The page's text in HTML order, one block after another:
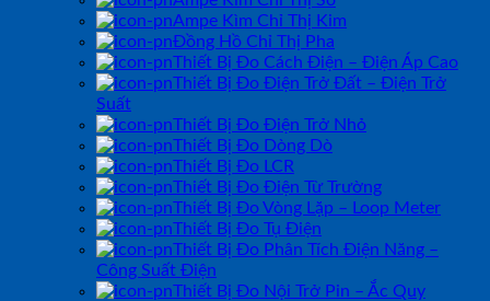
Ampe Kìm Chỉ Thị Kim
Đồng Hồ Chỉ Thị Pha
Thiết Bị Đo Cách Điện – Điện Áp Cao
Thiết Bị Đo Điện Trở Đất – Điện Trở
Suất
Thiết Bị Đo Điện Trở Nhỏ
Thiết Bị Đo Dòng Dò
Thiết Bị Đo LCR
Thiết Bị Đo Điện Từ Trường
Thiết Bị Đo Vòng Lặp – Loop Meter
Thiết Bị Đo Tụ Điện
Thiết Bị Đo Phân Tích Điện Năng –
Công Suất Điện
Thiết Bị Đo Nội Trở Pin – Ắc Quy